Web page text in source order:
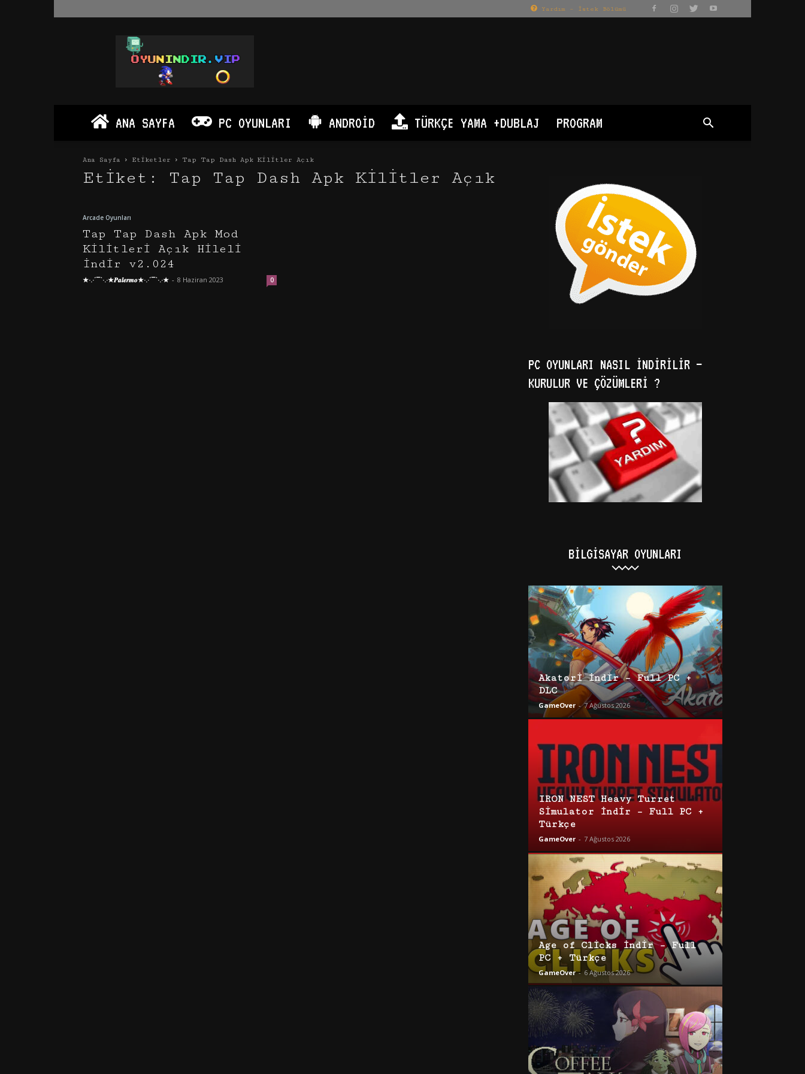
Yardım – İstek Bölümü
Oyun
İndir
PC
Android
Apk
ANA SAYFA PC OYUNLARI ANDROID TÜRKÇE YAMA +DUBLAJ PROGRAM
Ana Sayfa Etiketler Tap Tap Dash Apk Kilitler Açık
Etiket: Tap Tap Dash Apk Kilitler Açık
Arcade Oyunları
Tap Tap Dash Apk Mod
Kilitleri Açık Hileli
İndir v2.024
★·.·´¯`·.·★𝑷𝒂𝒍𝒆𝒓𝒎𝒐★·.·´¯`·.·★ - 8 Haziran 2023 0
PC OYUNLARI NASIL İNDIRILIR –
KURULUR VE ÇÖZÜMLERI ?
BILGISAYAR OYUNLARI
Akatori İndir – Full PC +
DLC
GameOver - 7 Ağustos 2026
IRON NEST Heavy Turret
Simulator İndir – Full PC +
Türkçe
GameOver - 7 Ağustos 2026
Age of Clicks İndir – Full
PC + Türkçe
GameOver - 6 Ağustos 2026